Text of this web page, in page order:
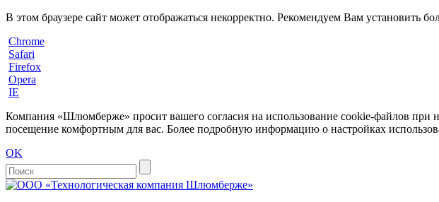
В этом браузере сайт может отображаться некорректно. Рекомендуем Вам установить
Chrome
Safari
Firefox
Opera
IE
Компания «Шлюмберже» просит вашего согласия на использование cookie-файлов при
посещение комфортным для вас. Более подробную информацию о настройках
OK